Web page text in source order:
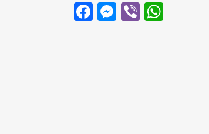
Facebook
Messenger
Viber